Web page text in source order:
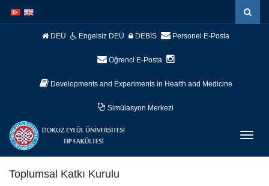
atla
atla
DEÜ Engelsiz DEÜ DEBİS Personel E-Posta
Öğrenci E-Posta
Developments and Experiments in Health and Medicine
Simülasyon Merkezi
Toplumsal Katkı Kurulu